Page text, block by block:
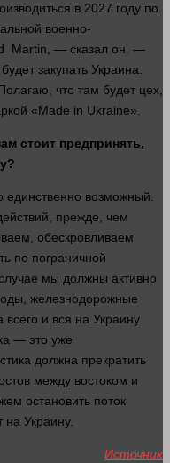
в 2027 году по
военно-
Martin, — сказал он. —
закупать Украина.
что там будет цех,
«Made in Ukraine».
стоит предпринять,
единственно возможный.
прежде, чем
обескровливаем
по пограничной
мы должны активно
железнодорожные
всего и вся на Украину.
— это уже
должна прекратить
между востоком и
остановить поток
Украину.
Источник